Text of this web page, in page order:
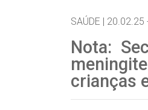
SAÚDE | 20.02.25
Nota:
crianças